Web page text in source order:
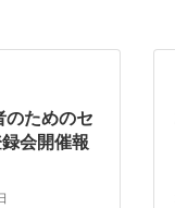
のためのセ
会開催報